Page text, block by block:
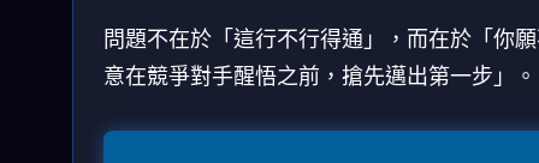
問題不在於「這行不行得通」，而在於「你
意在競爭對手醒悟之前，搶先邁出第一步」。